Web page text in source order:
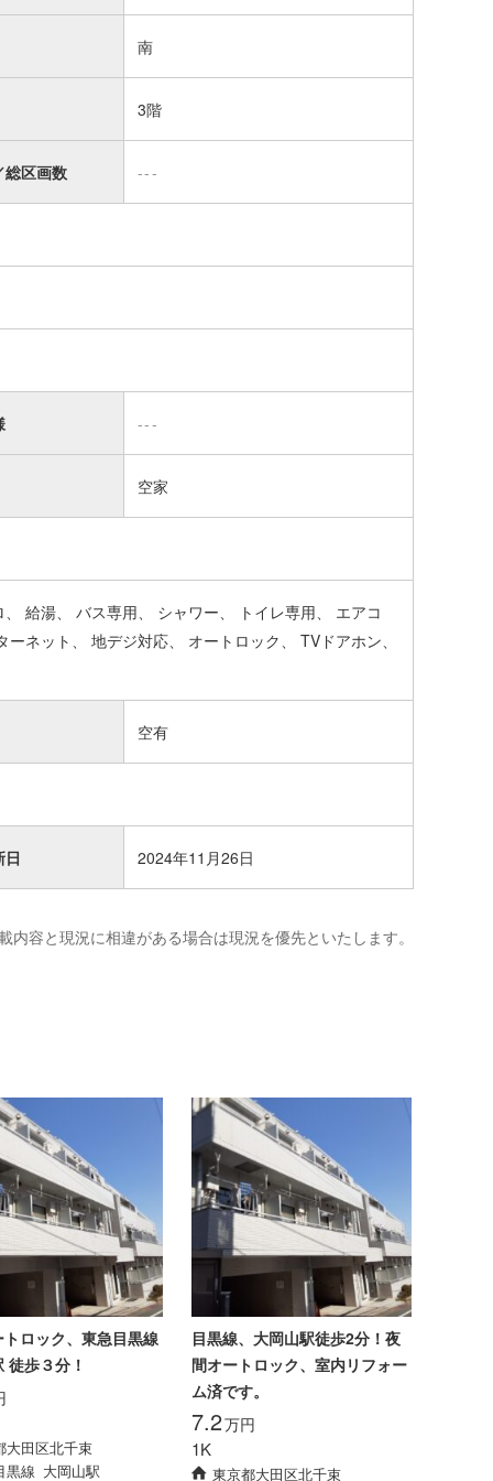
南
3階
総区画数 ---
---
空家
給湯 バス専用 シャワー トイレ専用
エアコ
ーネット 地デジ対応 オートロック
TVドアホン
空有
日 2024年11月26日
内容と現況に相違がある場合は現況を優先といたします。
ロック、東急目黒線
徒歩３分！
大田区北千束
黒線 大岡山駅
目黒線、大岡山駅徒歩2分！夜
間オートロック、室内リフォー
ム済です。
7.2万円
1K
東京都大田区北千束